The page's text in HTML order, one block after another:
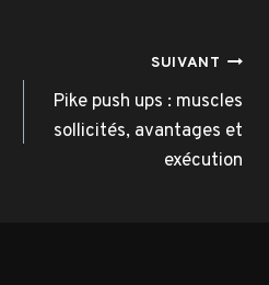
SUIVANT
Pike push ups : muscles
sollicités, avantages et
exécution